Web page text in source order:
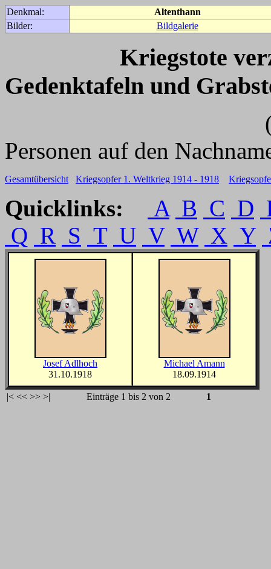
Denkmal:
Altenthann
Bilder:
Bildgalerie
Kriegstote
Gedenktafeln und
(Für weitere
Personen auf den
Gesamtübersicht Kriegsopfer 1. Weltkrieg 1914 - 1918
Quicklinks: A B C D
Q R S T U V W X Y
Josef Adlhoch
31.10.1918
Michael Amann
18.09.1914
|< << >> >| Einträge 1 bis 2 von 2 1